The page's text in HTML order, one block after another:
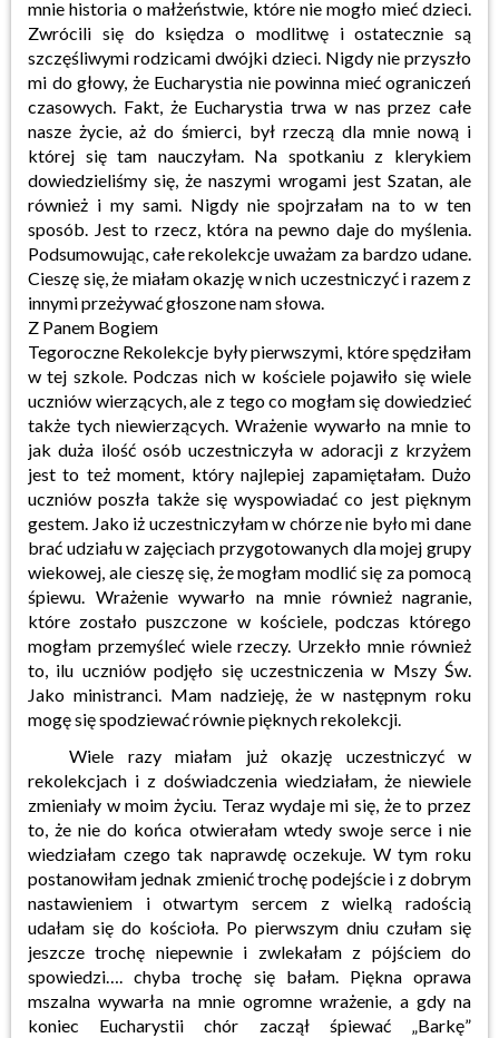
mnie historia o małżeństwie, które nie mogło mieć dzieci.
Zwrócili się do księdza o modlitwę i ostatecznie są
szczęśliwymi rodzicami dwójki dzieci. Nigdy nie przyszło
mi do głowy, że Eucharystia nie powinna mieć ograniczeń
czasowych. Fakt, że Eucharystia trwa w nas przez całe
nasze życie, aż do śmierci, był rzeczą dla mnie nową i
której się tam nauczyłam. Na spotkaniu z klerykiem
dowiedzieliśmy się, że naszymi wrogami jest Szatan, ale
również i my sami. Nigdy nie spojrzałam na to w ten
sposób. Jest to rzecz, która na pewno daje do myślenia.
Podsumowując, całe rekolekcje uważam za bardzo udane.
Cieszę się, że miałam okazję w nich uczestniczyć i razem z
innymi przeżywać głoszone nam słowa.
Z Panem Bogiem
Tegoroczne Rekolekcje były pierwszymi, które spędziłam
w tej szkole. Podczas nich w kościele pojawiło się wiele
uczniów wierzących, ale z tego co mogłam się dowiedzieć
także tych niewierzących. Wrażenie wywarło na mnie to
jak duża ilość osób uczestniczyła w adoracji z krzyżem
jest to też moment, który najlepiej zapamiętałam. Dużo
uczniów poszła także się wyspowiadać co jest pięknym
gestem. Jako iż uczestniczyłam w chórze nie było mi dane
brać udziału w zajęciach przygotowanych dla mojej grupy
wiekowej, ale cieszę się, że mogłam modlić się za pomocą
śpiewu. Wrażenie wywarło na mnie również nagranie,
które zostało puszczone w kościele, podczas którego
mogłam przemyśleć wiele rzeczy. Urzekło mnie również
to, ilu uczniów podjęło się uczestniczenia w Mszy Św.
Jako ministranci. Mam nadzieję, że w następnym roku
mogę się spodziewać równie pięknych rekolekcji.
Wiele razy miałam już okazję uczestniczyć w
rekolekcjach i z doświadczenia wiedziałam, że niewiele
zmieniały w moim życiu. Teraz wydaje mi się, że to przez
to, że nie do końca otwierałam wtedy swoje serce i nie
wiedziałam czego tak naprawdę oczekuje. W tym roku
postanowiłam jednak zmienić trochę podejście i z dobrym
nastawieniem i otwartym sercem z wielką radością
udałam się do kościoła. Po pierwszym dniu czułam się
jeszcze trochę niepewnie i zwlekałam z pójściem do
spowiedzi…. chyba trochę się bałam. Piękna oprawa
mszalna wywarła na mnie ogromne wrażenie, a gdy na
koniec Eucharystii chór zaczął śpiewać „Barkę”